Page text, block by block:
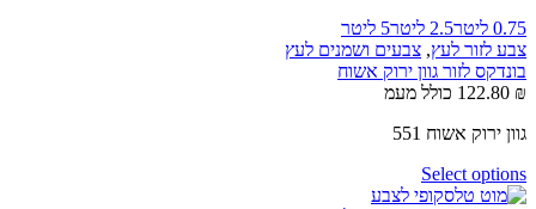
0.75 ליטר 2.5 ליטר
5 ליטר
צבע לזור לעץ, צבעים ושמנים לעץ
בונדקס לזור גוון ירוק אשוח
122.80 ₪
כולל מעמ
גוון ירוק אשוח 551
Select options